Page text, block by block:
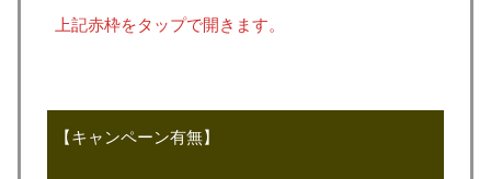
上記赤枠をタップで開きます。
【キャンペーン有無】